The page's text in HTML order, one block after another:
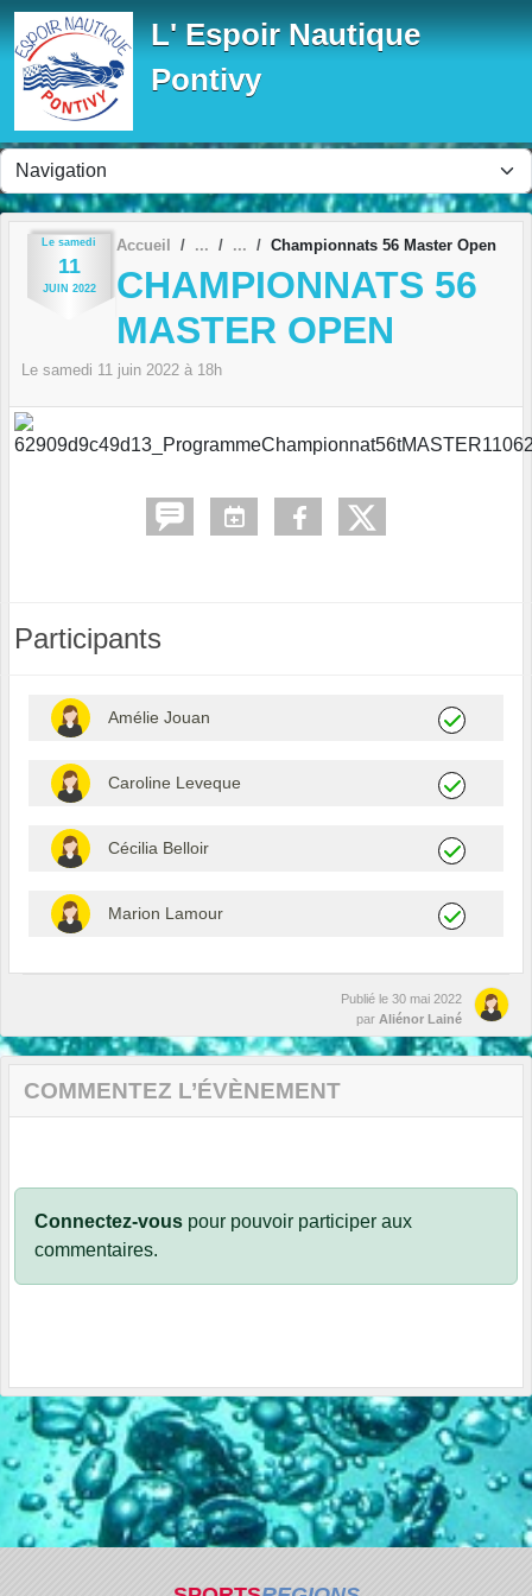
L' Espoir Nautique
Pontivy
Le samedi
11
JUIN 2022
Accueil Championnats 56 Master Open
CHAMPIONNATS 56
MASTER OPEN
Le samedi 11 juin 2022 à 18h
Participants
Amélie Jouan
Caroline Leveque
Cécilia Belloir
Marion Lamour
Publié le 30 mai 2022
par Aliénor Lainé
COMMENTEZ L’ÉVÈNEMENT
Connectez-vous pour pouvoir participer aux
commentaires.
Panneau de gestion des cookies